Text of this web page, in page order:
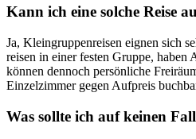
Kann ich eine solche Reise
Ja, Kleingruppenreisen eignen sich
reisen in einer festen Gruppe, haben
können dennoch persönliche
Einzelzimmer gegen Aufpreis
Was sollte ich auf keinen Fall